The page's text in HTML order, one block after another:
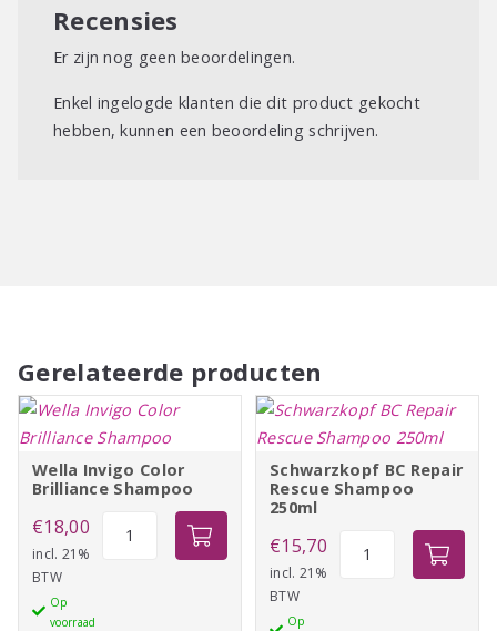
Recensies
Er zijn nog geen beoordelingen.
Enkel ingelogde klanten die dit product gekocht
hebben, kunnen een beoordeling schrijven.
Gerelateerde producten
Wella Invigo Color
Brilliance Shampoo
€18,00
incl. 21%
BTW
Op
voorraad
Schwarzkopf BC Repair
Rescue Shampoo
250ml
€15,70
incl. 21%
BTW
Op
Schwarzkopf